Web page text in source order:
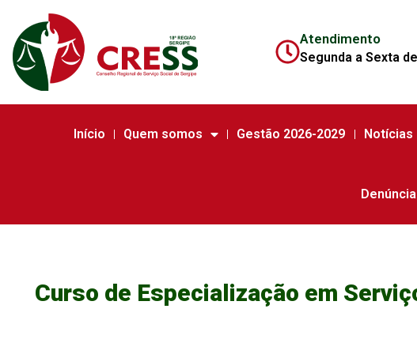
Atendimento
Segunda a Sexta
Início Quem somos Gestão 2026-2029 Notícias
Curso de Especialização em